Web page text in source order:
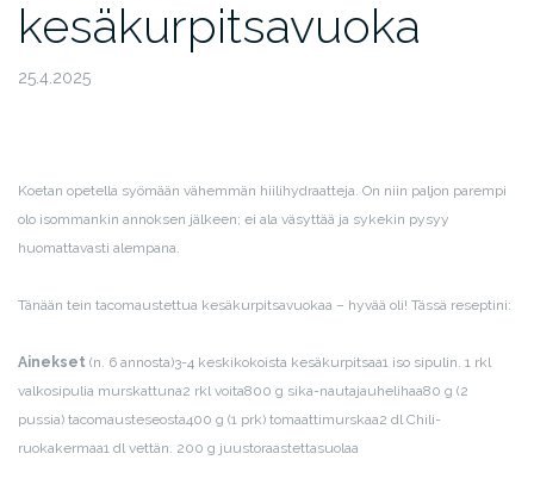
kesäkurpitsavuoka
25.4.2025
Koetan opetella syömään vähemmän hiilihydraatteja. On niin paljon parempi
olo isommankin annoksen jälkeen; ei ala väsyttää ja sykekin pysyy
huomattavasti alempana.
Tänään tein tacomaustettua kesäkurpitsavuokaa – hyvää oli! Tässä reseptini:
Ainekset (n. 6 annosta)3-4 keskikokoista kesäkurpitsaa1 iso sipulin. 1 rkl
valkosipulia murskattuna2 rkl voita800 g sika-nautajauhelihaa80 g (2
pussia) tacomausteseosta400 g (1 prk) tomaattimurskaa2 dl Chili-
ruokakermaa1 dl vettän. 200 g juustoraastettasuolaa